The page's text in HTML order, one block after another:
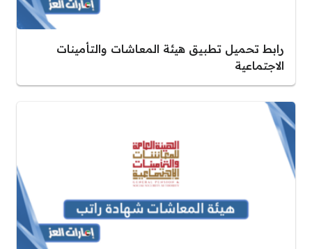
رابط تحميل تطبيق هيئة المعاشات والتأمينات
الاجتماعية